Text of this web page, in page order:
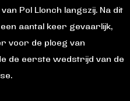
Pol Llonch langszij. Na dit
aantal keer gevaarlijk,
voor de ploeg van
de eerste wedstrijd van de